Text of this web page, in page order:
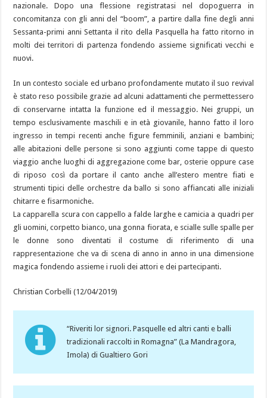
nazionale. Dopo una flessione registratasi nel dopoguerra in
concomitanza con gli anni del “boom”, a partire dalla fine degli anni
Sessanta-primi anni Settanta il rito della Pasquella ha fatto ritorno in
molti dei territori di partenza fondendo assieme significati vecchi e
nuovi.
In un contesto sociale ed urbano profondamente mutato il suo revival
è stato reso possibile grazie ad alcuni adattamenti che permettessero
di conservarne intatta la funzione ed il messaggio. Nei gruppi, un
tempo esclusivamente maschili e in età giovanile, hanno fatto il loro
ingresso in tempi recenti anche figure femminili, anziani e bambini;
alle abitazioni delle persone si sono aggiunti come tappe di questo
viaggio anche luoghi di aggregazione come bar, osterie oppure case
di riposo così da portare il canto anche all’estero mentre fiati e
strumenti tipici delle orchestre da ballo si sono affiancati alle iniziali
chitarre e fisarmoniche.
La capparella scura con cappello a falde larghe e camicia a quadri per
gli uomini, corpetto bianco, una gonna fiorata, e scialle sulle spalle per
le donne sono diventati il costume di riferimento di una
rappresentazione che va di scena di anno in anno in una dimensione
magica fondendo assieme i ruoli dei attori e dei partecipanti.
Christian Corbelli (12/04/2019)
“Riveriti lor signori. Pasquelle ed altri canti e balli
tradizionali raccolti in Romagna” (La Mandragora,
Imola) di Gualtiero Gori